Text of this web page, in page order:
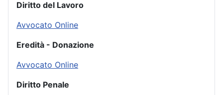
Diritto del Lavoro
Avvocato Online
Eredità - Donazione
Avvocato Online
Diritto Penale